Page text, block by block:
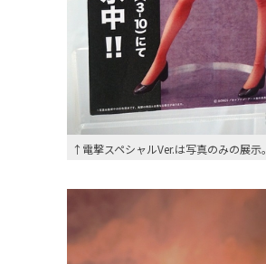
↑電撃スペシャルVer.は写真のみの展示。